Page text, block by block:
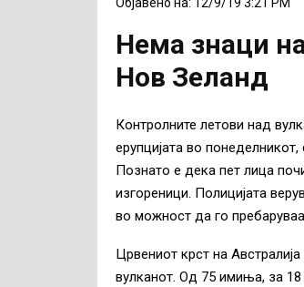
Нема знаци
Нов Зеланд
Контролните летови над
ерупцијата во
Познато е дека пет лица
изгореници. Полицијата
во можност да го
Црвениот крст на
вулканот. Од 75 имиња, за